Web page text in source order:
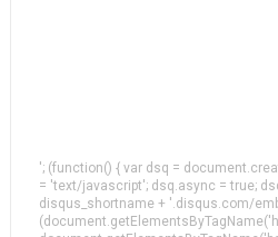
'; (function() { var dsq =
= 'text/javascript'; dsq.async = true;
disqus_shortname + '.disqus.com/